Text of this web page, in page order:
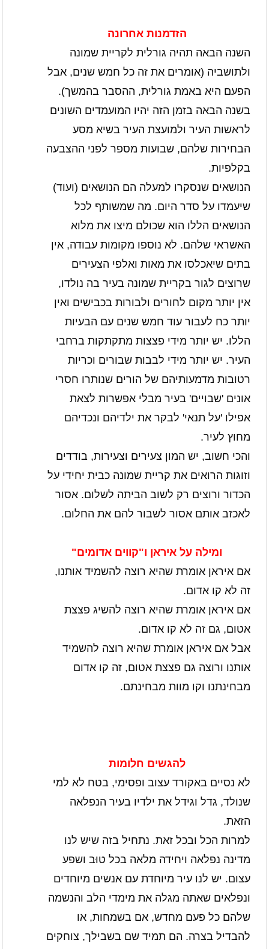
הזדמנות אחרונה
השנה הבאה תהיה גורלית לקריית שמונה
ולתושביה (אומרים את זה כל חמש שנים, אבל
הפעם היא באמת גורלית, ההסבר בהמשך).
בשנה הבאה בזמן הזה יהיו המועמדים השונים
לראשות העיר ולמועצת העיר בשיא מסע
הבחירות שלהם, שבועות מספר לפני ההצבעה
בקלפיות.
הנושאים שנסקרו למעלה הם הנושאים (ועוד)
שיעמדו על סדר היום. מה שמשותף לכל
הנושאים הללו הוא שכולם מיצו את מלוא
האשראי שלהם. לא נוספו מקומות עבודה, אין
בתים שיאכלסו את מאות ואלפי הצעירים
שרוצים לגור בקריית שמונה בעיר בה נולדו,
אין יותר מקום לחורים ולבורות בכבישים ואין
יותר כח לעבור עוד חמש שנים עם הבעיות
הללו. יש יותר מידי פצצות מתקתקות ברחבי
העיר. יש יותר מידי לבבות שבורים וכריות
רטובות מדמעותיהם של הורים שנותרו חסרי
אונים 'שבויים' בעיר מבלי אפשרות לצאת
אפילו 'על תנאי' לבקר את ילדיהם ונכדיהם
מחוץ לעיר.
והכי חשוב, יש המון צעירים וצעירות, בודדים
וזוגות הרואים את קריית שמונה כבית יחידי על
הכדור ורוצים רק לשוב הביתה לשלום. אסור
לאכזב אותם אסור לשבור להם את החלום.
ומילה על איראן ו"קווים אדומים"
אם איראן אומרת שהיא רוצה להשמיד אותנו,
זה לא קו אדום.
אם איראן אומרת שהיא רוצה להשיג פצצת
אטום, גם זה לא קו אדום.
אבל אם איראן אומרת שהיא רוצה להשמיד
אותנו ורוצה גם פצצת אטום, זה קו אדום
מבחינתנו וקו מוות מבחינתם.
להגשים חלומות
לא נסיים באקורד עצוב ופסימי, בטח לא למי
שנולד, גדל וגידל את ילדיו בעיר הנפלאה
הזאת.
למרות הכל ובכל זאת. נתחיל בזה שיש לנו
מדינה נפלאה ויחידה מלאה בכל טוּב ושפע
עצום. יש לנו עיר מיוחדת עם אנשים מיוחדים
ונפלאים שאתה מגלה את מימדי הלב והנשמה
שלהם כל פעם מחדש, אם בשמחות, או
להבדיל בצרה. הם תמיד שם בשבילך, צוחקים